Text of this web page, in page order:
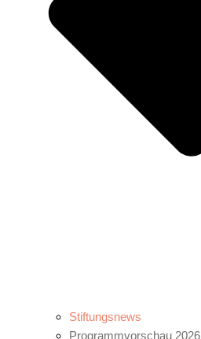
Stiftungsnews
Programmvorschau 2026